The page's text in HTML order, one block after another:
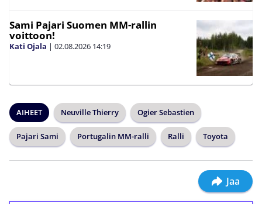
Sami Pajari Suomen MM-rallin
voittoon!
Kati Ojala | 02.08.2026 14:19
AIHEET Neuville Thierry Ogier Sebastien
Pajari Sami Portugalin MM-ralli Ralli Toyota
Jaa